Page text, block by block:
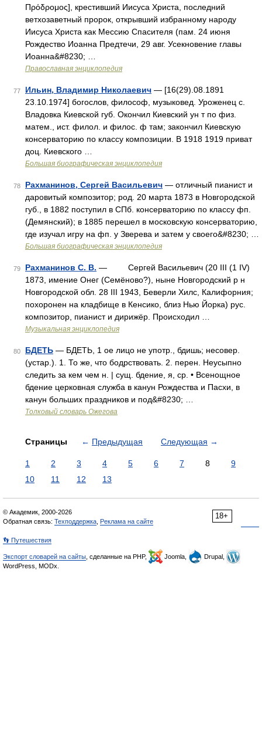
Πρόδρομος], крестивший Иисуса Христа, последний
ветхозаветный пророк, открывший избранному народу
Иисуса Христа как Мессию Спасителя (пам. 24 июня
Рождество Иоанна Предтечи, 29 авг. Усекновение главы
Иоанна&#8230; …
Православная энциклопедия
77 Ильин, Владимир Николаевич — [16(29).08.1891
23.10.1974] богослов, философ, музыковед. Уроженец с.
Владовка Киевской губ. Окончил Киевский ун т по физ.
матем., ист. филол. и филос. ф там; закончил Киевскую
консерваторию по классу композиции. В 1918 1919 приват
доц. Киевского …
Большая биографическая энциклопедия
78 Рахманинов, Сергей Васильевич — отличный пианист и
даровитый композитор; род. 20 марта 1873 в Новгородской
губ., в 1882 поступил в СПб. консерваторию по классу фп.
(Демянский); в 1885 перешел в московскую консерваторию,
где изучал игру на фп. у Зверева и затем у своего&#8230; …
Большая биографическая энциклопедия
79 Рахманинов С. В. — Сергей Васильевич (20 III (1 IV)
1873, имение Онег (Семёново?), ныне Новгородский р н
Новгородской обл. 28 III 1943, Беверли Хилс, Калифорния;
похоронен на кладбище в Кенсико, близ Нью Йорка) рус.
композитор, пианист и дирижёр. Происходил …
Музыкальная энциклопедия
80 БДЕТЬ — БДЕТЬ, 1 ое лицо не употр., бдишь; несовер.
(устар.). 1. То же, что бодрствовать. 2. перен. Неусыпно
следить за кем чем н. | сущ. бдение, я, ср. • Всенощное
бдение церковная служба в канун Рождества и Пасхи, в
канун больших праздников и под&#8230; …
Толковый словарь Ожегова
Страницы ← Предыдущая Следующая →
1 2 3 4 5 6 7 8
9
10
11 12 13
18+
© Академик, 2000-2026
Обратная связь: Техподдержка Реклама на сайте
👣 Путешествия
Экспорт словарей на сайты , сделанные на PHP, Joomla,
Drupal,
WordPress, MODx.